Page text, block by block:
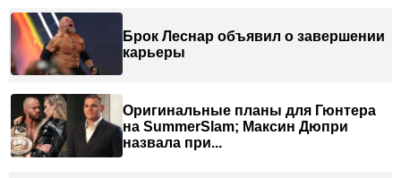
Брок Леснар объявил о завершении
карьеры
Оригинальные планы для Гюнтера
на SummerSlam; Максин Дюпри
назвала при...